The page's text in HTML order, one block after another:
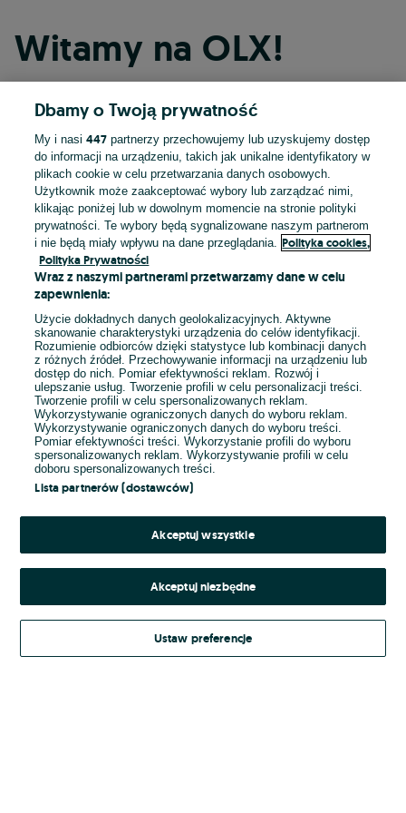
Witamy na OLX!
Kontynuuj przez Facebooka
Kontynuuj przez konto Apple
Kontynuuj przez konto Google
LUB
E-mail
Hasło
Kontynuując za pośrednictwem jednego z dostawców wskazanych powyżej,
Regulamin serwisu OLX.pl w jego aktualnym brzmieniu.
Dbamy o Twoją prywatność
My i nasi447 partnerzy przechowujemy lub uzyskujemy dostęp
do informacji na urządzeniu, takich jak unikalne identyfikatory w
plikach cookie w celu przetwarzania danych osobowych.
Użytkownik może zaakceptować wybory lub zarządzać nimi,
klikając poniżej lub w dowolnym momencie na stronie polityki
prywatności. Te wybory będą sygnalizowane naszym partnerom
i nie będą miały wpływu na dane przeglądania.
Polityka cookies,
Polityka Prywatności
Wraz z naszymi partnerami przetwarzamy dane w celu
zapewnienia:
Użycie dokładnych danych geolokalizacyjnych. Aktywne
skanowanie charakterystyki urządzenia do celów identyfikacji.
Rozumienie odbiorców dzięki statystyce lub kombinacji danych
z różnych źródeł. Przechowywanie informacji na urządzeniu lub
dostęp do nich. Pomiar efektywności reklam. Rozwój i
ulepszanie usług. Tworzenie profili w celu personalizacji treści.
Tworzenie profili w celu spersonalizowanych reklam.
Wykorzystywanie ograniczonych danych do wyboru reklam.
Wykorzystywanie ograniczonych danych do wyboru treści.
Pomiar efektywności treści. Wykorzystanie profili do wyboru
spersonalizowanych reklam. Wykorzystywanie profili w celu
doboru spersonalizowanych treści.
Lista partnerów (dostawców)
Akceptuj wszystkie
Akceptuj niezbędne
Ustaw preferencje